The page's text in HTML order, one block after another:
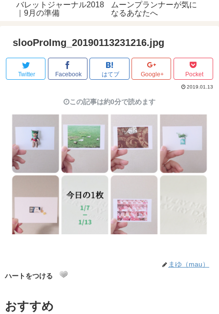
バレットジャーナル2018
｜9月の準備
ムーンプランナーが気に
なるあなたへ
slooProImg_20190113231216.jpg
Twitter Facebook はてブ Google+ Pocket
2019.01.13
この記事は約0分で読めます
まゆ（mau）
ハートをつける
おすすめ